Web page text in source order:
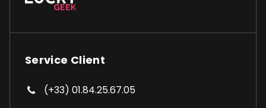
Service Client
(+33) 01.84.25.67.05